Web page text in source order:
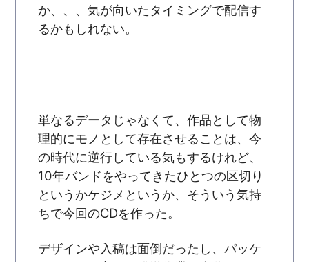
か、、、気が向いたタイミングで配信す
るかもしれない。
単なるデータじゃなくて、作品として物
理的にモノとして存在させることは、今
の時代に逆行している気もするけれど、
10年バンドをやってきたひとつの区切り
というかケジメというか、そういう気持
ちで今回のCDを作った。
デザインや入稿は面倒だったし、パッケ